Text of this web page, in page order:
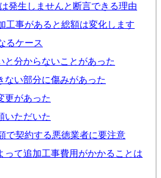
生しませんと断言できる理由
事があると総額は変化します
るケース
分からないことがあった
い部分に傷みがあった
があった
ただいた
契約する悪徳業者に要注意
て追加工事費用がかかることは